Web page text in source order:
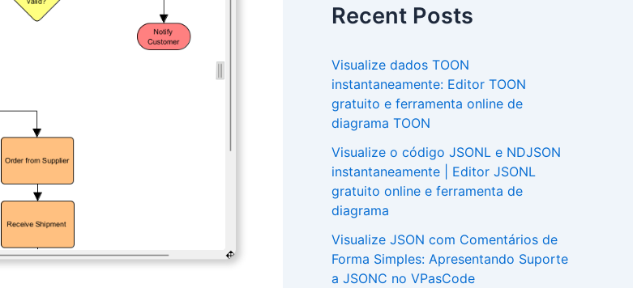
Recent Posts
Visualize dados TOON
instantaneamente: Editor TOON
gratuito e ferramenta online de
diagrama TOON
Visualize o código JSONL e NDJSON
instantaneamente | Editor JSONL
gratuito online e ferramenta de
diagrama
Visualize JSON com Comentários de
Forma Simples: Apresentando Suporte
a JSONC no VPasCode